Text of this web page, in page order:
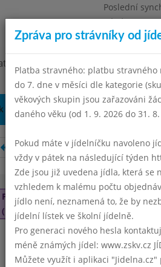
Poslední
Pátek
Omezení
škola Chodov, Praha 4,
Historie Kontakty a informace
Duben 2026 Květen 2026
Pondělí 1. 6. 2026
(11:40 - 14:00)
Valašská kyselica
Kovbojská pánev
chléb
Zpráva pro strávníky od
Platba stravného: platbu stravného
do 7. dne v měsíci dle kategorie
věkových skupin jsou zařazováni
daného věku (od 1. 9. 2026 do 31.
Pokud máte v jídelníčku navoleno
vždy v pátek na následující týden
Zde jsou již uvedena jídla, která se
vzhledem k malému počtu
jídlo není, neznamená to, že by
jídelní lístek ve školní jídelně.
Pro generaci nového hesla
méně známých jídel: www.zskv.cz
Můžete využít i aplikaci